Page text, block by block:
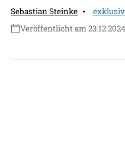
Sebastian Steinke
Veröffentlicht am 23.12.2024